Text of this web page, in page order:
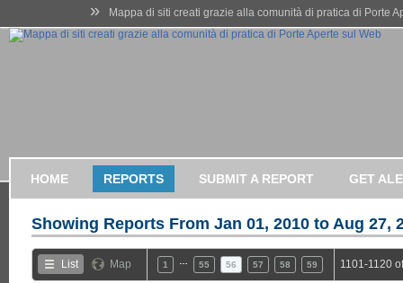
» Mappa di siti creati grazie alla comunità di pratica di Porte
HOME REPORTS SUBMIT A REPORT GET
Showing Reports From Jan 01, 2010 to Aug 27,
List Map 1 55 56 57 58 59 1101-1120